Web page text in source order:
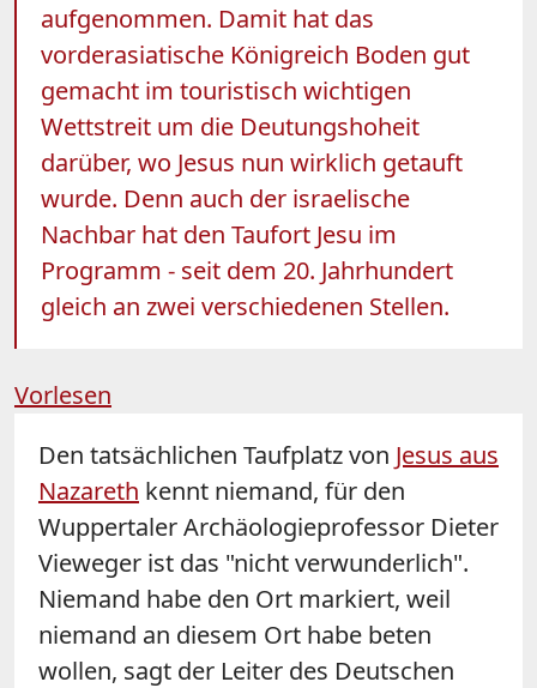
aufgenommen. Damit hat das
vorderasiatische Königreich Boden gut
gemacht im touristisch wichtigen
Wettstreit um die Deutungshoheit
darüber, wo Jesus nun wirklich getauft
wurde. Denn auch der israelische
Nachbar hat den Taufort Jesu im
Programm - seit dem 20. Jahrhundert
gleich an zwei verschiedenen Stellen.
Vorlesen
Den tatsächlichen Taufplatz von Jesus aus
Nazareth kennt niemand, für den
Wuppertaler Archäologieprofessor Dieter
Vieweger ist das "nicht verwunderlich".
Niemand habe den Ort markiert, weil
niemand an diesem Ort habe beten
wollen, sagt der Leiter des Deutschen